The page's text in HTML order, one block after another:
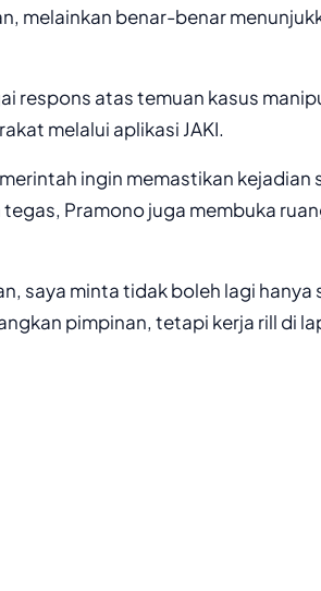
melainkan benar-benar
respons atas temuan kasus
melalui aplikasi JAKI.
ingin memastikan kejadian
Pramono juga membuka
saya minta tidak boleh lagi hanya
pimpinan, tetapi kerja rill di